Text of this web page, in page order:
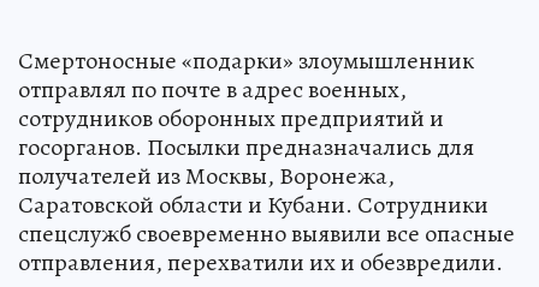
Смертоносные «подарки» злоумышленник
отправлял по почте в адрес военных,
сотрудников оборонных предприятий и
госорганов. Посылки предназначались для
получателей из Москвы, Воронежа,
Саратовской области и Кубани. Сотрудники
спецслужб своевременно выявили все опасные
отправления, перехватили их и обезвредили.